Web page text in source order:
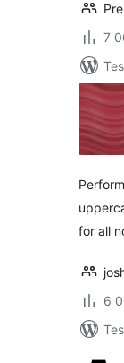
7
for all
6